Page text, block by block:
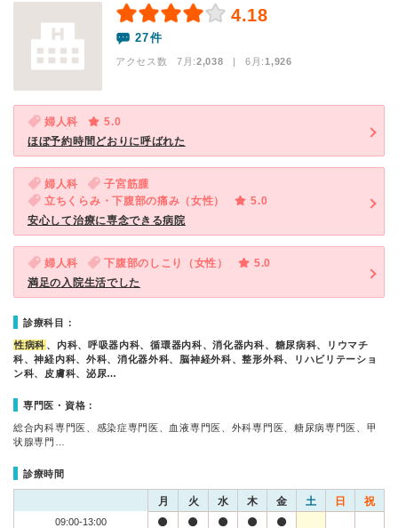
4.18
27件
アクセス数 7月:2,038 | 6月:1,926
婦人科
5.0
ほぼ予約時間どおりに呼ばれた
婦人科
子宮筋腫
立ちくらみ・下腹部の痛み（女性）
5.0
安心して治療に専念できる病院
婦人科 下腹部のしこり（女性）
5.0
満足の入院生活でした
診療科目：
性病科 、内科、呼吸器内科、循環器内科、消化器内科、糖尿病科、リウマチ
科、神経内科、外科、消化器外科、脳神経外科、整形外科、リハビリテーショ
ン科、皮膚科、泌尿…
専門医・資格：
総合内科専門医、感染症専門医、血液専門医、外科専門医、糖尿病専門医、甲
状腺専門…
診療時間
月 火 水 木 金 土 日 祝
09:00-13:00